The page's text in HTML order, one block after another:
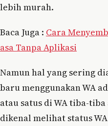
lebih murah.
Baca Juga : Cara
asa Tanpa Aplikasi
Namun hal yang sering
baru menggunakan WA
atau satus di WA tiba-
dikenal melihat status